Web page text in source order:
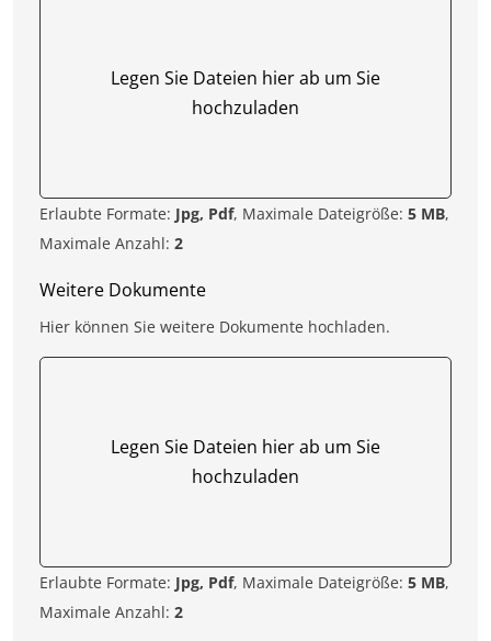
Legen Sie Dateien hier ab um Sie
hochzuladen
Erlaubte Formate: Jpg, Pdf, Maximale Dateigröße: 5 MB,
Maximale Anzahl: 2
Weitere Dokumente
Hier können Sie weitere Dokumente hochladen.
Legen Sie Dateien hier ab um Sie
hochzuladen
Erlaubte Formate: Jpg, Pdf, Maximale Dateigröße: 5 MB,
Maximale Anzahl: 2